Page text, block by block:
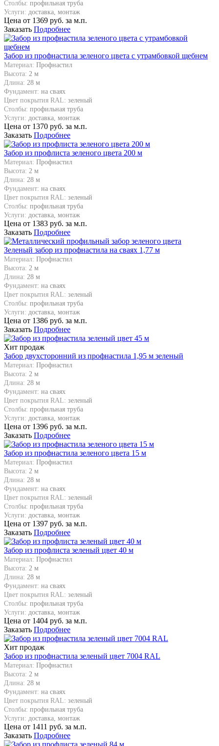
Столбы: профильная труба
Услуги: доставка, монтаж
Цена от 1369 руб. за м.п.
Заказать Подробнее
Забор из профнастила зеленого цвета с утрамбовкой щебнем
Материал: Профнастил
Высота: 2 м
Длина: 28 м
Фундамент: на сваях
Цвет покрытия RAL: зеленый
Столбы: профильная труба
Услуги: доставка, монтаж
Цена от 1370 руб. за м.п.
Заказать Подробнее
Забор из профлиста зеленого цвета 200 м
Материал: Профнастил
Высота: 2 м
Длина: 28 м
Фундамент: на сваях
Цвет покрытия RAL: зеленый
Столбы: профильная труба
Услуги: доставка, монтаж
Цена от 1383 руб. за м.п.
Заказать Подробнее
Зеленый забор из профнастила на сваях 1,77 м
Материал: Профнастил
Высота: 2 м
Длина: 28 м
Фундамент: на сваях
Цвет покрытия RAL: зеленый
Столбы: профильная труба
Услуги: доставка, монтаж
Цена от 1386 руб. за м.п.
Заказать Подробнее
Хит продаж
Забор двухсторонний из профнастила 1,95 м зеленый
Материал: Профнастил
Высота: 2 м
Длина: 28 м
Фундамент: на сваях
Цвет покрытия RAL: зеленый
Столбы: профильная труба
Услуги: доставка, монтаж
Цена от 1396 руб. за м.п.
Заказать Подробнее
Забор из профнастила зеленого цвета 15 м
Материал: Профнастил
Высота: 2 м
Длина: 28 м
Фундамент: на сваях
Цвет покрытия RAL: зеленый
Столбы: профильная труба
Услуги: доставка, монтаж
Цена от 1397 руб. за м.п.
Заказать Подробнее
Забор из профлиста зеленый цвет 40 м
Материал: Профнастил
Высота: 2 м
Длина: 28 м
Фундамент: на сваях
Цвет покрытия RAL: зеленый
Столбы: профильная труба
Услуги: доставка, монтаж
Цена от 1404 руб. за м.п.
Заказать Подробнее
Хит продаж
Забор из профнастила зеленый цвет 7004 RAL
Материал: Профнастил
Высота: 2 м
Длина: 28 м
Фундамент: на сваях
Цвет покрытия RAL: зеленый
Столбы: профильная труба
Услуги: доставка, монтаж
Цена от 1411 руб. за м.п.
Заказать Подробнее